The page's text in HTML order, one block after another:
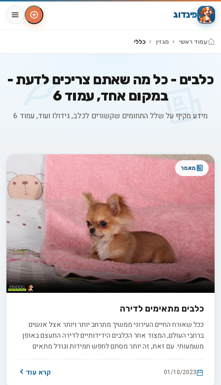
פינדוג
עמוד ראשי מגזין כללי
כלבים - כל מה שאתם צריכים לדעת -
במקום אחד, עמוד 6
מידע מקיף על שלל התחומים שקשורים לכלב, גידולו ועוד, עמוד 6
מאמרים בקטגוריה כללי
מאמר
כלבים מתאימים לדירה
ככל שאורח החיים העירוני ממשיך מתרחב יותר ויותר אצל אנשים
ברחבי העולם, המצוד אחר הכלבים הידידותיים לדירה התעצם באופן
משמעותי. עם זאת, זה יותר מסתם לחפש חמידות וגודל מתאים
כשמדובר במציאת החבר הפרוותי האידיאלי שלכם לדירה. יש לבחון
פרמטרים רבים החל מצרכים נמוכים של פעילות גופנית ונשירה
מינימלית וכלה במזג ידידותי לדירה והתאמה לילדים.
01/10/2023 קרא עוד